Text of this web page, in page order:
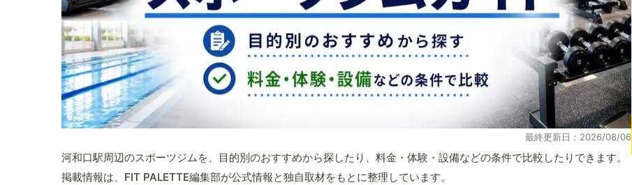
最終更新日：2026/08/06
河和口駅周辺のスポーツジムを、目的別のおすすめから探したり、料金・体験・設備などの条件で比較したりできます。
掲載情報は、FIT PALETTE編集部が公式情報と独自取材をもとに整理しています。